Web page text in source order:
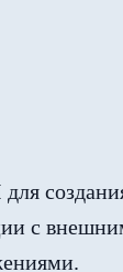
с